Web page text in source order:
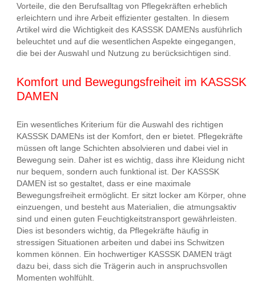
Vorteile, die den Berufsalltag von Pflegekräften erheblich
erleichtern und ihre Arbeit effizienter gestalten. In diesem
Artikel wird die Wichtigkeit des KASSSK DAMENs ausführlich
beleuchtet und auf die wesentlichen Aspekte eingegangen,
die bei der Auswahl und Nutzung zu berücksichtigen sind.
Komfort und Bewegungsfreiheit im KASSSK
DAMEN
Ein wesentliches Kriterium für die Auswahl des richtigen
KASSSK DAMENs ist der Komfort, den er bietet. Pflegekräfte
müssen oft lange Schichten absolvieren und dabei viel in
Bewegung sein. Daher ist es wichtig, dass ihre Kleidung nicht
nur bequem, sondern auch funktional ist. Der KASSSK
DAMEN ist so gestaltet, dass er eine maximale
Bewegungsfreiheit ermöglicht. Er sitzt locker am Körper, ohne
einzuengen, und besteht aus Materialien, die atmungsaktiv
sind und einen guten Feuchtigkeitstransport gewährleisten.
Dies ist besonders wichtig, da Pflegekräfte häufig in
stressigen Situationen arbeiten und dabei ins Schwitzen
kommen können. Ein hochwertiger KASSSK DAMEN trägt
dazu bei, dass sich die Trägerin auch in anspruchsvollen
Momenten wohlfühlt.